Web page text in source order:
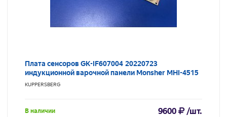
Плата сенсоров GK-IF607004 20220723
индукционной варочной панели Monsher MHI-4515
KUPPERSBERG
В наличии 9600 /шт.